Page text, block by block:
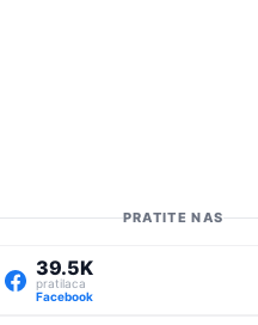
PRATITE NAS
39.5K
pratilaca
Facebook